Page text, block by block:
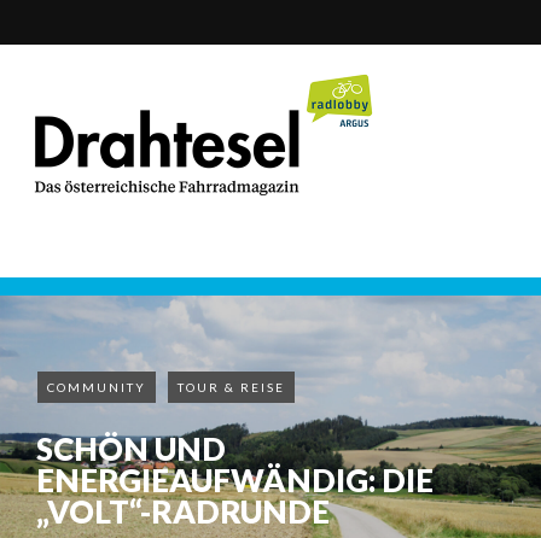
COMMUNITY TOUR & REISE
SCHÖN UND
ENERGIEAUFWÄNDIG: DIE
„VOLT“-RADRUNDE